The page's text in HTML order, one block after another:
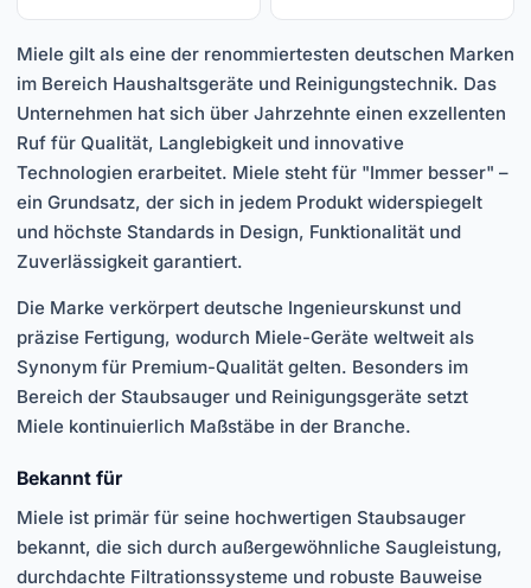
Miele gilt als eine der renommiertesten deutschen Marken
im Bereich Haushaltsgeräte und Reinigungstechnik. Das
Unternehmen hat sich über Jahrzehnte einen exzellenten
Ruf für Qualität, Langlebigkeit und innovative
Technologien erarbeitet. Miele steht für "Immer besser" –
ein Grundsatz, der sich in jedem Produkt widerspiegelt
und höchste Standards in Design, Funktionalität und
Zuverlässigkeit garantiert.
Die Marke verkörpert deutsche Ingenieurskunst und
präzise Fertigung, wodurch Miele-Geräte weltweit als
Synonym für Premium-Qualität gelten. Besonders im
Bereich der Staubsauger und Reinigungsgeräte setzt
Miele kontinuierlich Maßstäbe in der Branche.
Bekannt für
Miele ist primär für seine hochwertigen Staubsauger
bekannt, die sich durch außergewöhnliche Saugleistung,
durchdachte Filtrationssysteme und robuste Bauweise